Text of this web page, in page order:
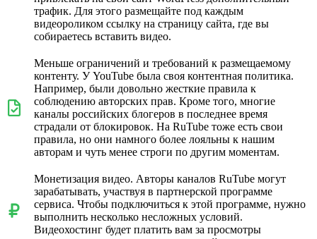
трафик. Для этого размещайте под каждым
видеороликом ссылку на страницу сайта, где вы
собираетесь вставить видео.
Меньше ограничений и требований к размещаемому
контенту. У YouTube была своя контентная политика.
Например, были довольно жесткие правила к
соблюдению авторских прав. Кроме того, многие
каналы российских блогеров в последнее время
страдали от блокировок. На RuTube тоже есть свои
правила, но они намного более лояльны к нашим
авторам и чуть менее строги по другим моментам.
Монетизация видео. Авторы каналов RuTube могут
зарабатывать, участвуя в партнерской программе
сервиса. Чтобы подключиться к этой программе, нужно
выполнить несколько несложных условий.
Видеохостинг будет платить вам за просмотры